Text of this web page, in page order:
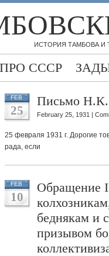
ИСТОРИЯ ТАМБОВА
ПРО СССР
FEB
25
Письмо Н.К.
February 25, 1931 |
25 февраля 1931 г. Дорогие
рада, если
FEB
10
Обращение
беднякам и
призывом